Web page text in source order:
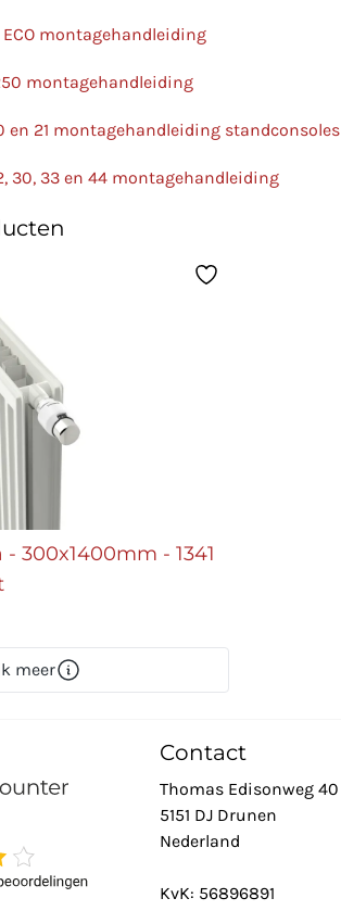
montagehandleiding
montagehandleiding
en 21 montagehandleiding standconsoles
30, 33 en 44 montagehandleiding
- 300x1400mm - 1341
meer
Contact
Thomas Edisonweg 40
5151 DJ Drunen
Nederland
KvK: 56896891